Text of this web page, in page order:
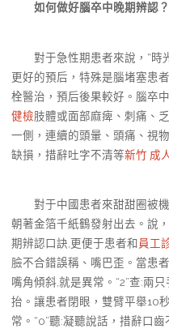
如何做好腦卒中晚期辨認？
對于急性期患者來說，“時
更好的預后，特殊是腦堵塞患
栓醫治，預后後果較好。腦卒
健檢肢體或面部麻痺、刺痛、
一側，連續的頭暈、頭痛、視
缺損，措辭吐字不清等新竹 成
對于中國患者來甜甜圈被機
朝著金箔千紙鶴發射出去。說
期辨認口訣,更便于患者和員工
臉不合錯誤稱、嘴巴歪。當患
嘴角傾斜,就是異常。“2”查:兩
抬。讓患者閉眼，雙臂平舉10
常。“0”聽:凝聽說話，措辭口齒